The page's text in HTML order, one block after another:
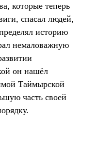
которые теперь
спасал людей,
историю
немаловажную
он нашёл
Таймырской
часть своей